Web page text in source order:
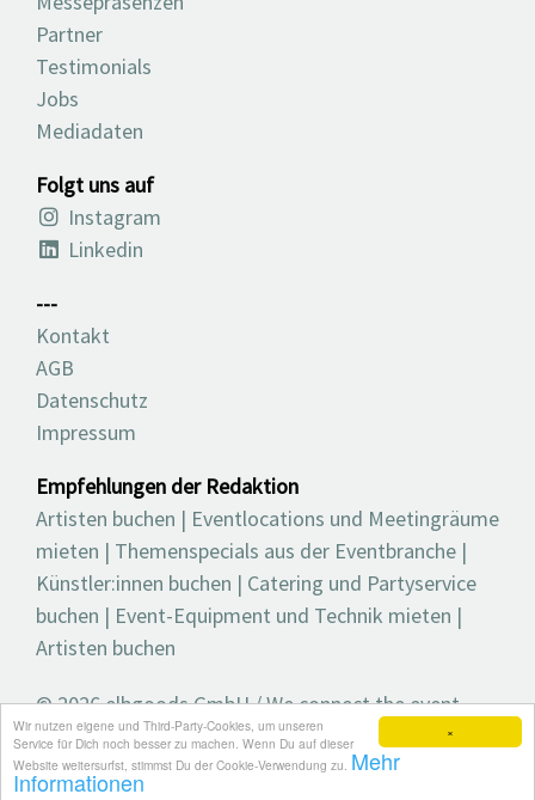
×
Wir nutzen eigene und Third-Party-Cookies, um unseren
Service für Dich noch besser zu machen. Wenn Du auf dieser
Website weitersurfst, stimmst Du der Cookie-Verwendung zu. Mehr
Informationen
Partner
Testimonials
Jobs
Mediadaten
Folgt uns auf
Instagram
Linkedin
---
Kontakt
AGB
Datenschutz
Impressum
Empfehlungen der Redaktion
Artisten buchen | Eventlocations und Meetingräume
mieten | Themenspecials aus der Eventbranche |
Künstler:innen buchen | Catering und Partyservice
buchen | Event-Equipment und Technik mieten |
Artisten buchen
© 2026 elbgoods GmbH / We connect the event
industry / Medienvielfalt für die Eventplanung /
Eventbranchenbuch, Blog, Magazin und mehr